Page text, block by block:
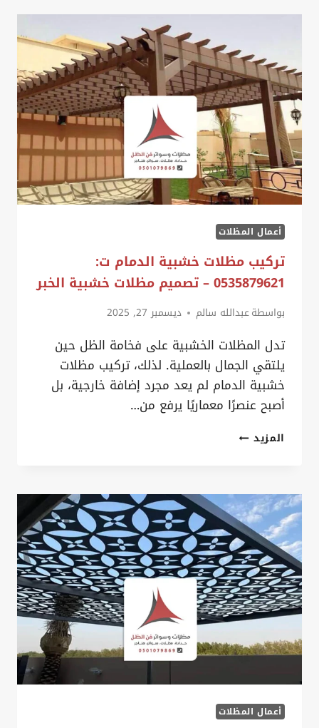
القطيف
0535879621
،
مظلات
المنيوم
للسيارات
الدمام
أعمال المظلات
تركيب مظلات خشبية الدمام ت:
0535879621 – تصميم مظلات خشبية الخبر
بواسطةعبدالله سالم ديسمبر 27, 2025
تدل المظلات الخشبية على فخامة الظل حين
يلتقي الجمال بالعملية. لذلك، تركيب مظلات
خشبية الدمام لم يعد مجرد إضافة خارجية، بل
أصبح عنصرًا معماريًا يرفع من…
المزيدتركيب
الدمام
ت:
0535879621
–
تصميم
مظلات
خشبية
أعمال المظلات